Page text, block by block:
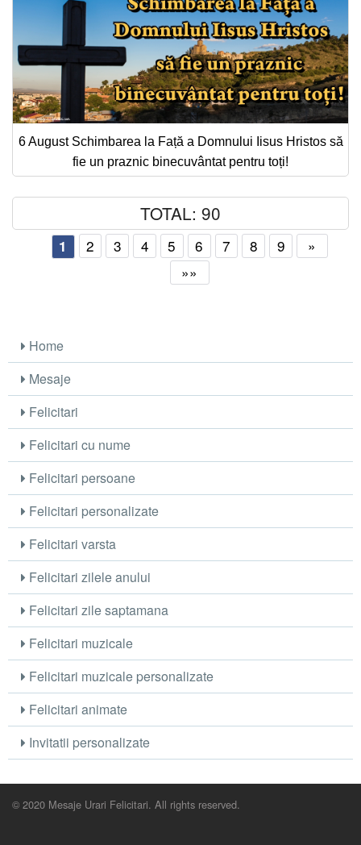
6 August Schimbarea la Față a Domnului Iisus Hristos să
fie un praznic binecuvântat pentru toți!
TOTAL: 90
1 2 3 4 5 6 7 8 9
»
»»
Home
Mesaje
Felicitari
Felicitari cu nume
Felicitari persoane
Felicitari personalizate
Felicitari varsta
Felicitari zilele anului
Felicitari zile saptamana
Felicitari muzicale
Felicitari muzicale personalizate
Felicitari animate
Invitatii personalizate
© 2020 Mesaje Urari Felicitari. All rights reserved.